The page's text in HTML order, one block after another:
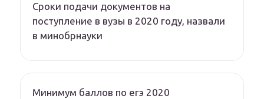
Сроки подачи документов на
поступление в вузы в 2020 году, назвали
в минобрнауки
Минимум баллов по егэ 2020